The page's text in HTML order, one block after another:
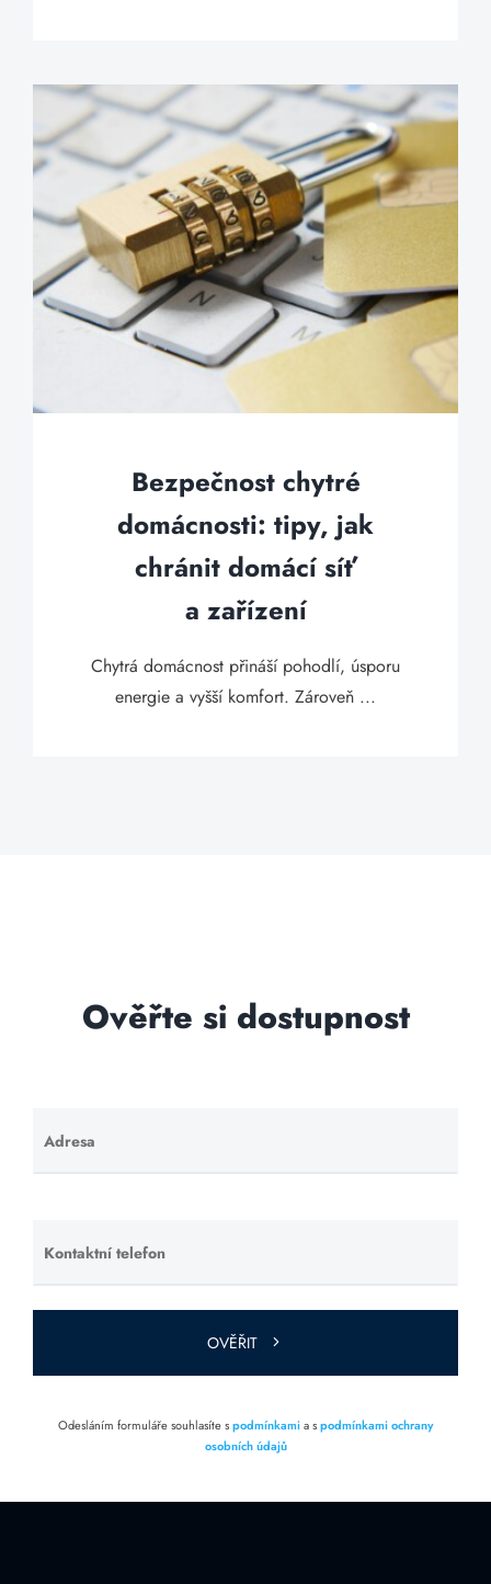
Bezpečnost chytré
domácnosti: tipy, jak
chránit domácí síť
a zařízení
Chytrá domácnost přináší pohodlí, úsporu
energie a vyšší komfort. Zároveň ...
Ověřte si dostupnost
Adresa
Ponechte
toto pole
Kontaktní telefon
Ponechte
toto pole
prázdné.
OVĚŘIT
Odesláním formuláře souhlasíte spodmínkamia spodmínkami ochrany
osobních údajů